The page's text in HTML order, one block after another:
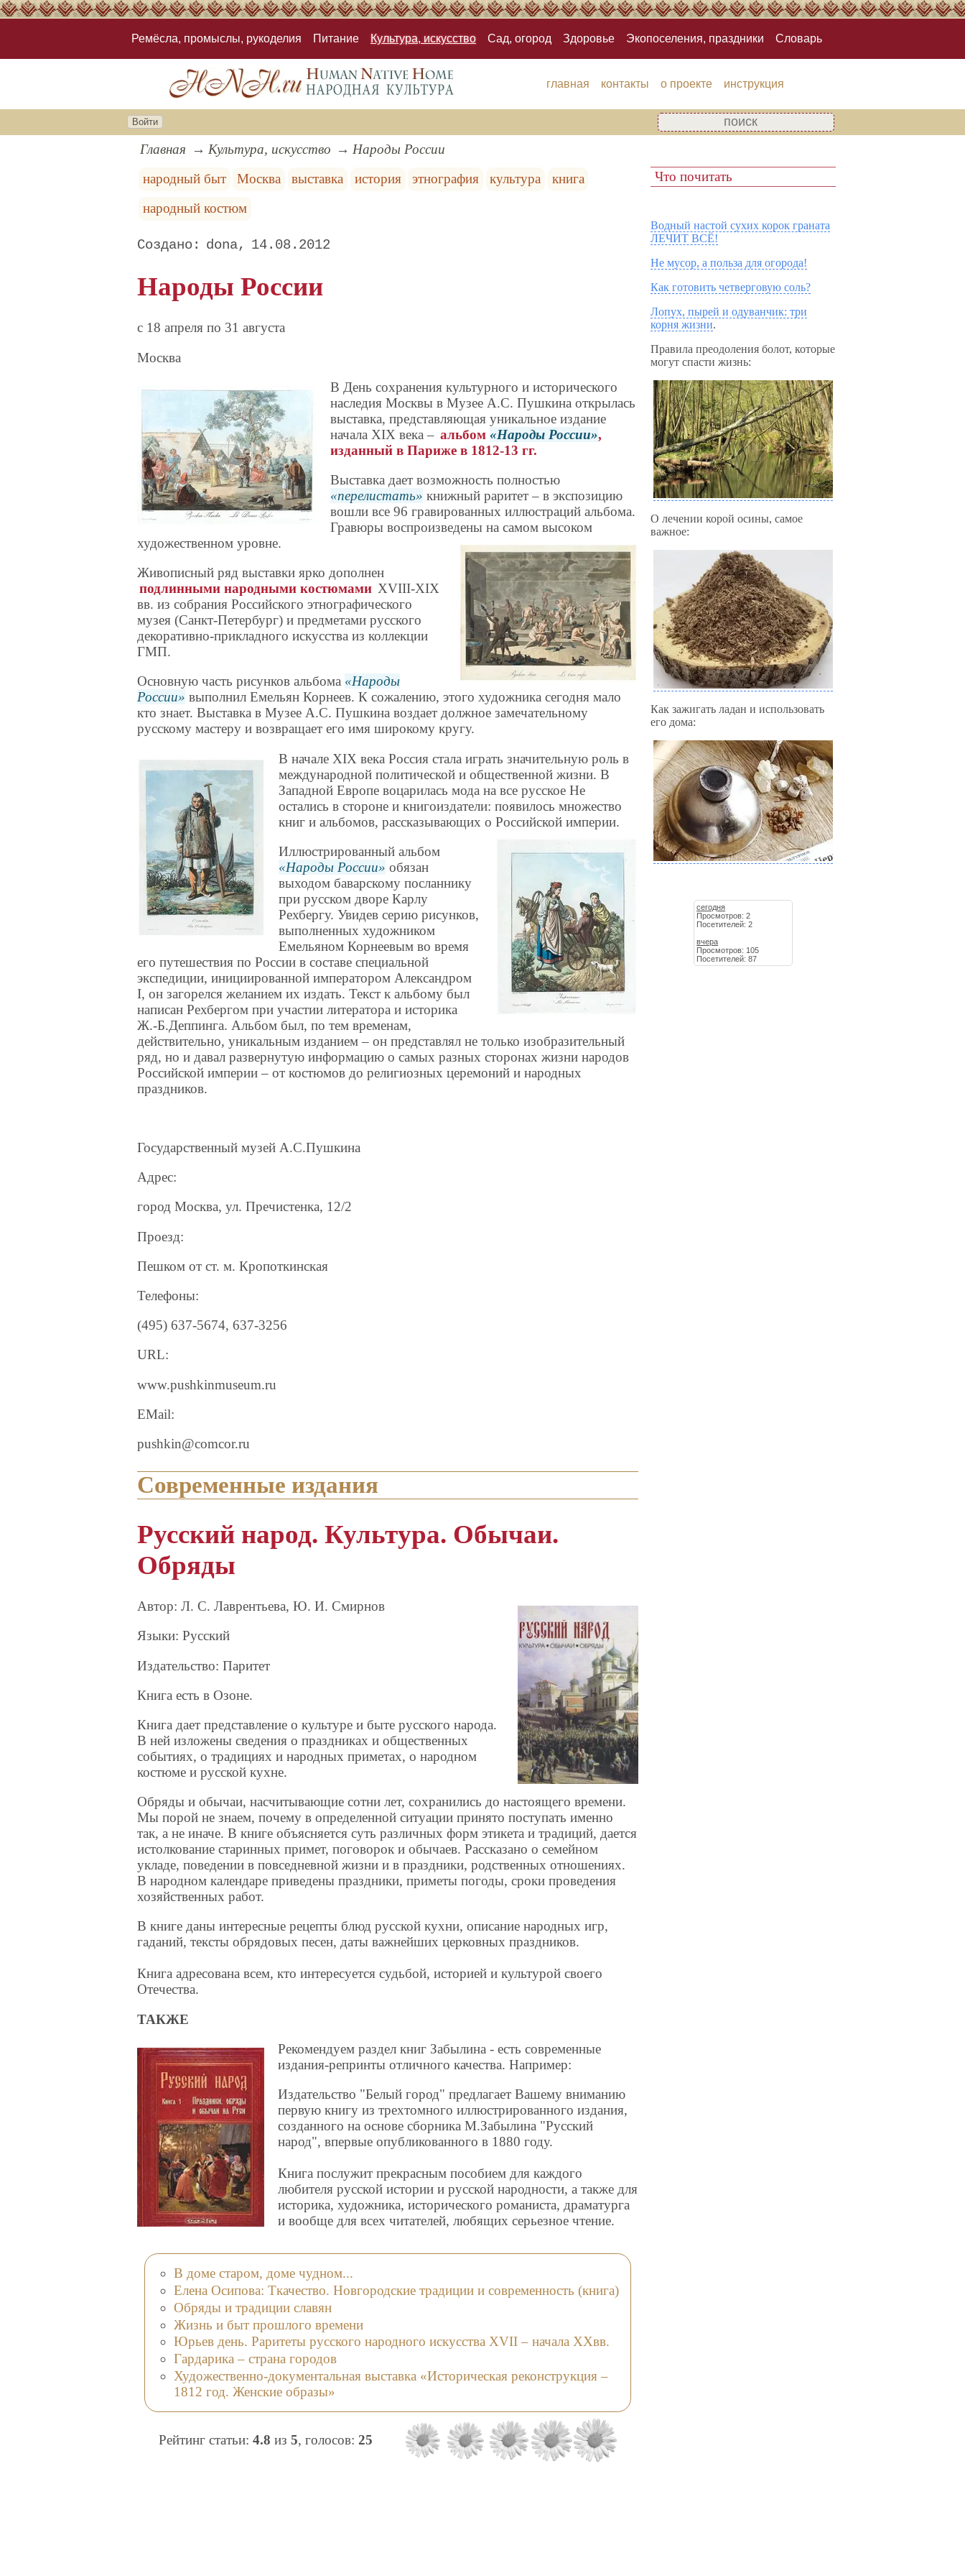
Ремёсла, промыслы, рукоделия Питание Культура, искусство Сад, огород Здоровье Экопоселения, праздники Словарь
главная контакты о проекте инструкция
Войти
Главная Культура, искусство
Народы России
народный быт
Москва выставка история этнография культура
книга
народный костюм
dona 14.08.2012
Народы России
c 18 апреля по 31 августа
Москва
В День сохранения культурного и исторического
наследия Москвы в Музее А.С. Пушкина открылась
выставка, представляющая уникальное издание
начала XIX века – альбом Народы России ,
изданный в Париже в 1812-13 гг.
Выставка дает возможность полностью
перелистать
книжный раритет – в экспозицию
вошли все 96 гравированных иллюстраций альбома.
Гравюры воспроизведены на самом высоком
художественном уровне.
Живописный ряд выставки ярко дополнен
подлинными народными костюмами XVIII-XIX
вв. из собрания Российского этнографического
музея (Санкт-Петербург) и предметами русского
декоративно-прикладного искусства из коллекции
ГМП.
Основную часть рисунков альбома
Народы
России
выполнил Емельян Корнеев. К сожалению, этого художника сегодня мало
кто знает. Выставка в Музее А.С. Пушкина воздает должное замечательному
русскому мастеру и возвращает его имя широкому кругу.
В начале XIX века Россия стала играть значительную роль в
международной политической и общественной жизни. В
Западной Европе воцарилась мода на все русское Не
остались в стороне и книгоиздатели: появилось множество
книг и альбомов, рассказывающих о Российской империи.
Иллюстрированный альбом
Народы России
обязан
выходом баварскому посланнику
при русском дворе Карлу
Рехбергу. Увидев серию рисунков,
выполненных художником
Емельяном Корнеевым во время
его путешествия по России в составе специальной
экспедиции, инициированной императором Александром
I, он загорелся желанием их издать. Текст к альбому был
написан Рехбергом при участии литератора и историка
Ж.-Б.Деппинга. Альбом был, по тем временам,
действительно, уникальным изданием – он представлял не только изобразительный
ряд, но и давал развернутую информацию о самых разных сторонах жизни народов
Российской империи – от костюмов до религиозных церемоний и народных
праздников.
Государственный музей А.С.Пушкина
Адрес:
город Москва, ул. Пречистенка, 12/2
Проезд:
Пешком от ст. м. Кропоткинская
Телефоны:
(495) 637-5674, 637-3256
URL:
www.pushkinmuseum.ru
EMail:
pushkin@comcor.ru
Современные издания
Русский народ. Культура. Обычаи.
Обряды
Автор: Л. С. Лаврентьева, Ю. И. Смирнов
Языки: Русский
Издательство: Паритет
Книга есть в Озоне.
Книга дает представление о культуре и быте русского народа.
В ней изложены сведения о праздниках и общественных
событиях, о традициях и народных приметах, о народном
костюме и русской кухне.
Обряды и обычаи, насчитывающие сотни лет, сохранились до настоящего времени.
Мы порой не знаем, почему в определенной ситуации принято поступать именно
так, а не иначе. В книге объясняется суть различных форм этикета и традиций, дается
истолкование старинных примет, поговорок и обычаев. Рассказано о семейном
укладе, поведении в повседневной жизни и в праздники, родственных отношениях.
В народном календаре приведены праздники, приметы погоды, сроки проведения
хозяйственных работ.
В книге даны интересные рецепты блюд русской кухни, описание народных игр,
гаданий, тексты обрядовых песен, даты важнейших церковных праздников.
Книга адресована всем, кто интересуется судьбой, историей и культурой своего
Отечества.
ТАКЖЕ
Рекомендуем раздел книг Забылина - есть современные
издания-репринты отличного качества. Например:
Издательство "Белый город" предлагает Вашему вниманию
первую книгу из трехтомного иллюстрированного издания,
созданного на основе сборника М.Забылина "Русский
народ", впервые опубликованного в 1880 году.
Книга послужит прекрасным пособием для каждого
любителя русской истории и русской народности, а также для
историка, художника, исторического романиста, драматурга
и вообще для всех читателей, любящих серьезное чтение.
В доме старом, доме чудном...
Елена Осипова: Ткачество. Новгородские традиции и современность (книга)
Обряды и традиции славян
Жизнь и быт прошлого времени
Юрьев день. Раритеты русского народного искусства XVII – начала ХХвв.
Гардарика – страна городов
Художественно-документальная выставка «Историческая реконструкция –
1812 год. Женские образы»
Рейтинг статьи: 4.8 из 5, голосов: 25
Что почитать
Водный настой сухих корок граната
ЛЕЧИТ ВСЁ!
Не мусор, а польза для огорода!
Как готовить четверговую соль?
Лопух, пырей и одуванчик: три
корня жизни.
Правила преодоления болот, которые
могут спасти жизнь:
О лечении корой осины, самое
важное:
Как зажигать ладан и использовать
его дома:
сегодня
Просмотров: 2
Посетителей: 2
вчера
Просмотров: 105
Посетителей: 87